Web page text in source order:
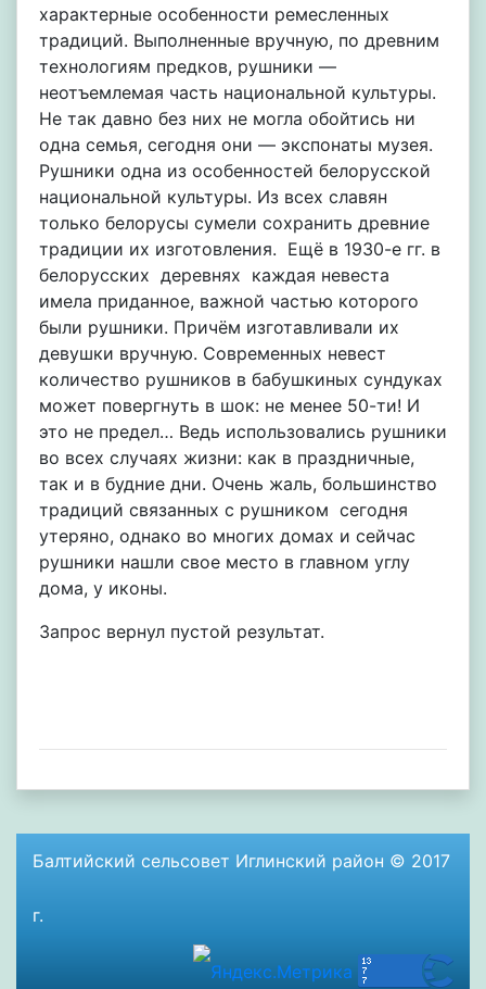
характерные особенности ремесленных
традиций. Выполненные вручную, по древним
технологиям предков, рушники —
неотъемлемая часть национальной культуры.
Не так давно без них не могла обойтись ни
одна семья, сегодня они — экспонаты музея.
Рушники одна из особенностей белорусской
национальной культуры. Из всех славян
только белорусы сумели сохранить древние
традиции их изготовления. Ещё в 1930-е гг. в
белорусских деревнях каждая невеста
имела приданное, важной частью которого
были рушники. Причём изготавливали их
девушки вручную. Современных невест
количество рушников в бабушкиных сундуках
может повергнуть в шок: не менее 50-ти! И
это не предел… Ведь использовались рушники
во всех случаях жизни: как в праздничные,
так и в будние дни. Очень жаль, большинство
традиций связанных с рушником сегодня
утеряно, однако во многих домах и сейчас
рушники нашли свое место в главном углу
дома, у иконы.
Запрос вернул пустой результат.
Балтийский сельсовет Иглинский район © 2017
г.